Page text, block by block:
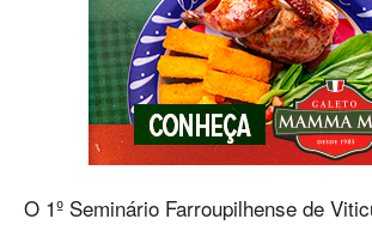
O 1º Seminário Farroupilhense de